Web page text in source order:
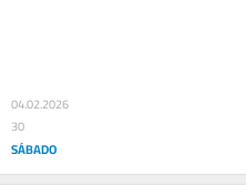
04.02.2026
30
SÁBADO